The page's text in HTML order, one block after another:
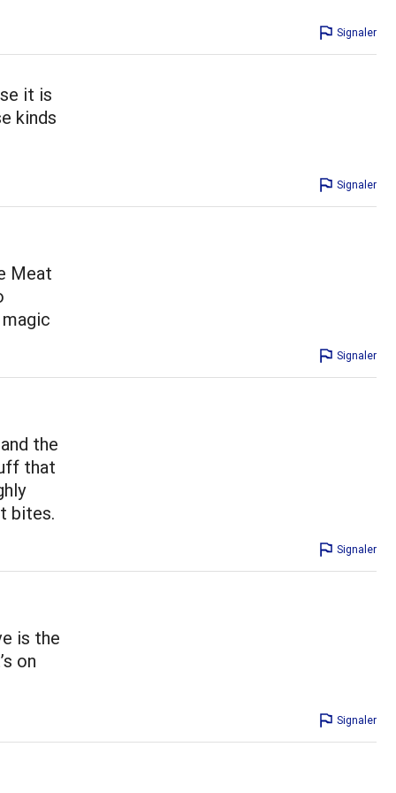
Signaler
it is
kinds
Signaler
Meat
Signaler
the
that
bites.
Signaler
is the
on
Signaler